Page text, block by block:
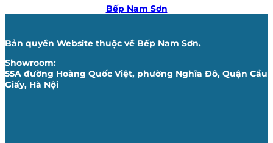
Bếp Nam Sơn
Bản quyền Website thuộc về Bếp Nam Sơn.
Showroom:
55A đường Hoàng Quốc Việt, phường Nghĩa Đô, Quận Cầu
Giấy, Hà Nội